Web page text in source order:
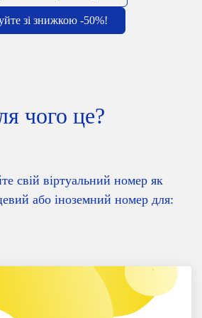
зі знижкою -50%!
чого це?
свій віртуальний номер як
або іноземний номер для: